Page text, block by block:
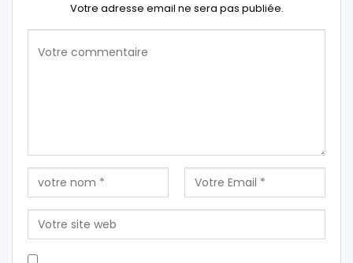
Votre adresse email ne sera pas publiée.